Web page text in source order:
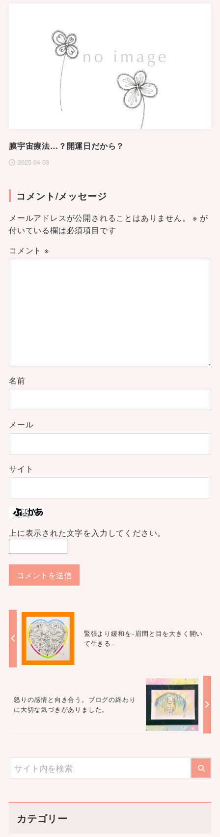
膜宇宙療法…？開運日だから？
2025-04-03
コメント/メッセージ
メールアドレスが公開されることはありません。 ※ が
付いている欄は必須項目です
コメント ※
名前
メール
サイト
上に表示された文字を入力してください。
緊張より緩和を−眉間と目を大きく開い
て生きる−
怒りの感情と向き合う。ブログの終わり
に大切な気づきがありました。
カテゴリー